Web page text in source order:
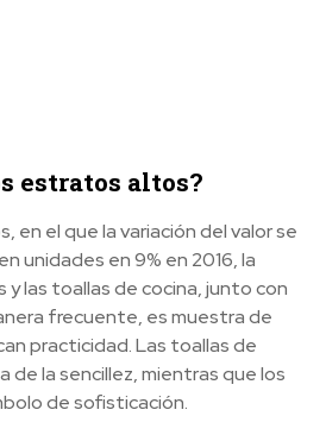
estratos altos?
en el que la variación del valor se
unidades en 9% en 2016, la
las toallas de cocina, junto con
frecuente, es muestra de
practicidad. Las toallas de
de la sencillez, mientras que los
de sofisticación.